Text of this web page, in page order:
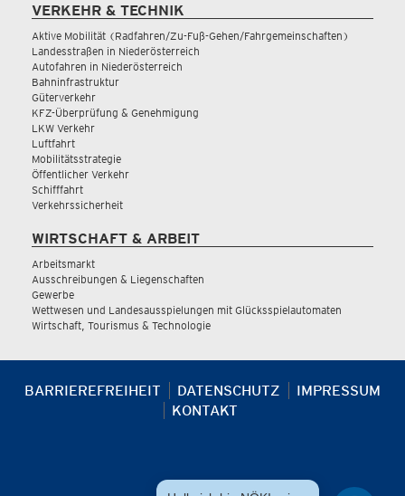
VERKEHR & TECHNIK
Aktive Mobilität (Radfahren/Zu-Fuß-Gehen/Fahrgemeinschaften)
Landesstraßen in Niederösterreich
Autofahren in Niederösterreich
Bahninfrastruktur
Güterverkehr
KFZ-Überprüfung & Genehmigung
LKW Verkehr
Luftfahrt
Mobilitätsstrategie
Öffentlicher Verkehr
Schifffahrt
Verkehrssicherheit
WIRTSCHAFT & ARBEIT
Arbeitsmarkt
Ausschreibungen & Liegenschaften
Gewerbe
Wettwesen und Landesausspielungen mit Glücksspielautomaten
Wirtschaft, Tourismus & Technologie
BARRIEREFREIHEIT DATENSCHUTZ
IMPRESSUM
KONTAKT